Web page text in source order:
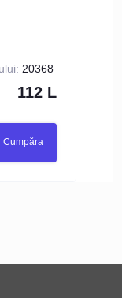
20368
112 L
Cumpăra